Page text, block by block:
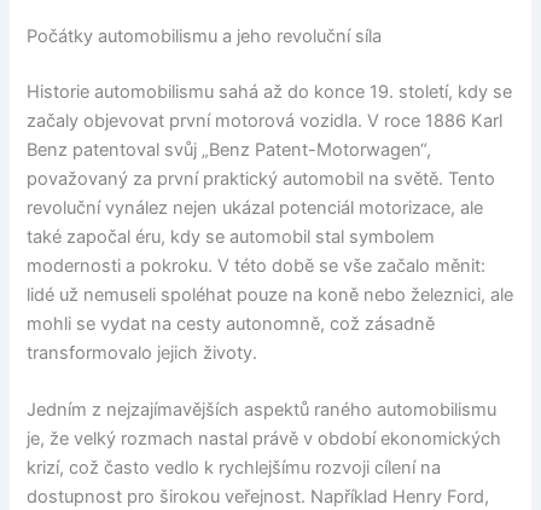
Počátky automobilismu a jeho revoluční síla
Historie automobilismu sahá až do konce 19. století, kdy se
začaly objevovat první motorová vozidla. V roce 1886 Karl
Benz patentoval svůj „Benz Patent-Motorwagen“,
považovaný za první praktický automobil na světě. Tento
revoluční vynález nejen ukázal potenciál motorizace, ale
také započal éru, kdy se automobil stal symbolem
modernosti a pokroku. V této době se vše začalo měnit:
lidé už nemuseli spoléhat pouze na koně nebo železnici, ale
mohli se vydat na cesty autonomně, což zásadně
transformovalo jejich životy.
Jedním z nejzajímavějších aspektů raného automobilismu
je, že velký rozmach nastal právě v období ekonomických
krizí, což často vedlo k rychlejšímu rozvoji cílení na
dostupnost pro širokou veřejnost. Například Henry Ford,